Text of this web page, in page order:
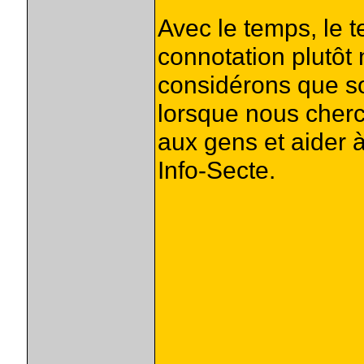
Avec le temps, le
connotation plutôt
considérons que
lorsque nous
aux gens et aider
Info-Secte.